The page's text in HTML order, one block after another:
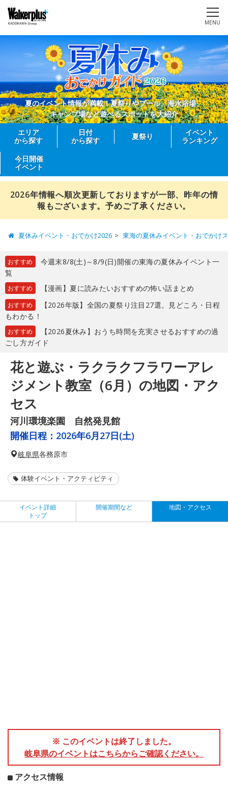
MENU
夏のイベント情報が満載！夏祭りやプール、海水浴場、
キャンプ場など遊べるスポットを大紹介
エリア
から探す
日付
から探す
夏祭り
イベント
ランキング
今日開催
イベント
2026年情報へ順次更新しておりますが一部、昨年の情
報もございます。予めご了承ください。
夏休みイベント・おでかけ2026 東海の夏休みイベント・おでかけ
おすすめ
今週末8/8(土)～8/9(日)開催の東海の夏休みイベント一
覧
おすすめ 【漫画】夏に読みたいおすすめの怖い話まとめ
おすすめ
【2026年版】全国の夏祭り注目27選。見どころ・日程
もわかる！
おすすめ
【2026夏休み】おうち時間を充実させるおすすめの過
ごし方ガイド
花と遊ぶ・ラクラクフラワーアレ
ジメント教室（6月）の地図・アク
セス
河川環境楽園 自然発見館
開催日程： 2026年6月27日(土)
岐阜県各務原市
体験イベント・アクティビティ
イベント詳細
トップ
開催期間など 地図・アクセス
※ このイベントは終了しました。
岐阜県のイベントはこちらからご確認ください。
アクセス情報